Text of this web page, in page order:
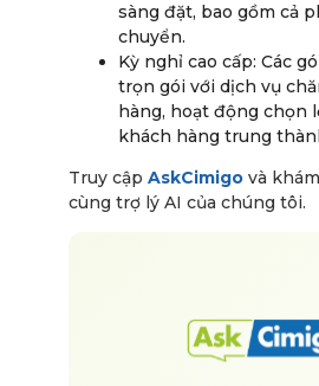
sàng đặt, bao gồm cả
chuyển.
Kỳ nghỉ cao cấp: Các
trọn gói với dịch vụ
hàng, hoạt động chọn
khách hàng trung
Truy cập AskCimigovà
cùng trợ lý AI của chúng tôi.